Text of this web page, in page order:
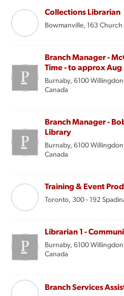
Collections Librarian
Bowmanville, 163
Branch Manager -
Time - to approx
Burnaby, 6100
Canada
Branch Manager -
Library
Burnaby, 6100
Canada
Training & Event
Toronto, 300 - 192
Librarian 1 -
Burnaby, 6100
Canada
Branch Services